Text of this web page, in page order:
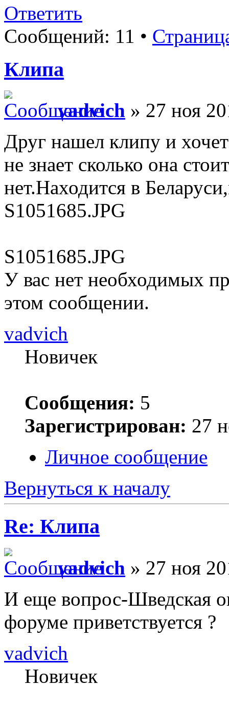
Ответить
Сообщений: 11 •
Клипа
vadvich » 27 ноя
Друг нашел клипу и
не знает сколько она
нет.Находится в
S1051685.JPG
S1051685.JPG
У вас нет необходимых
этом сообщении.
vadvich
Новичек
Сообщения: 5
Зарегистрирован: 27
Личное сообщение
Вернуться к началу
Re: Клипа
vadvich » 27 ноя
И еще вопрос-Шведская
форуме приветствуется ?
vadvich
Новичек